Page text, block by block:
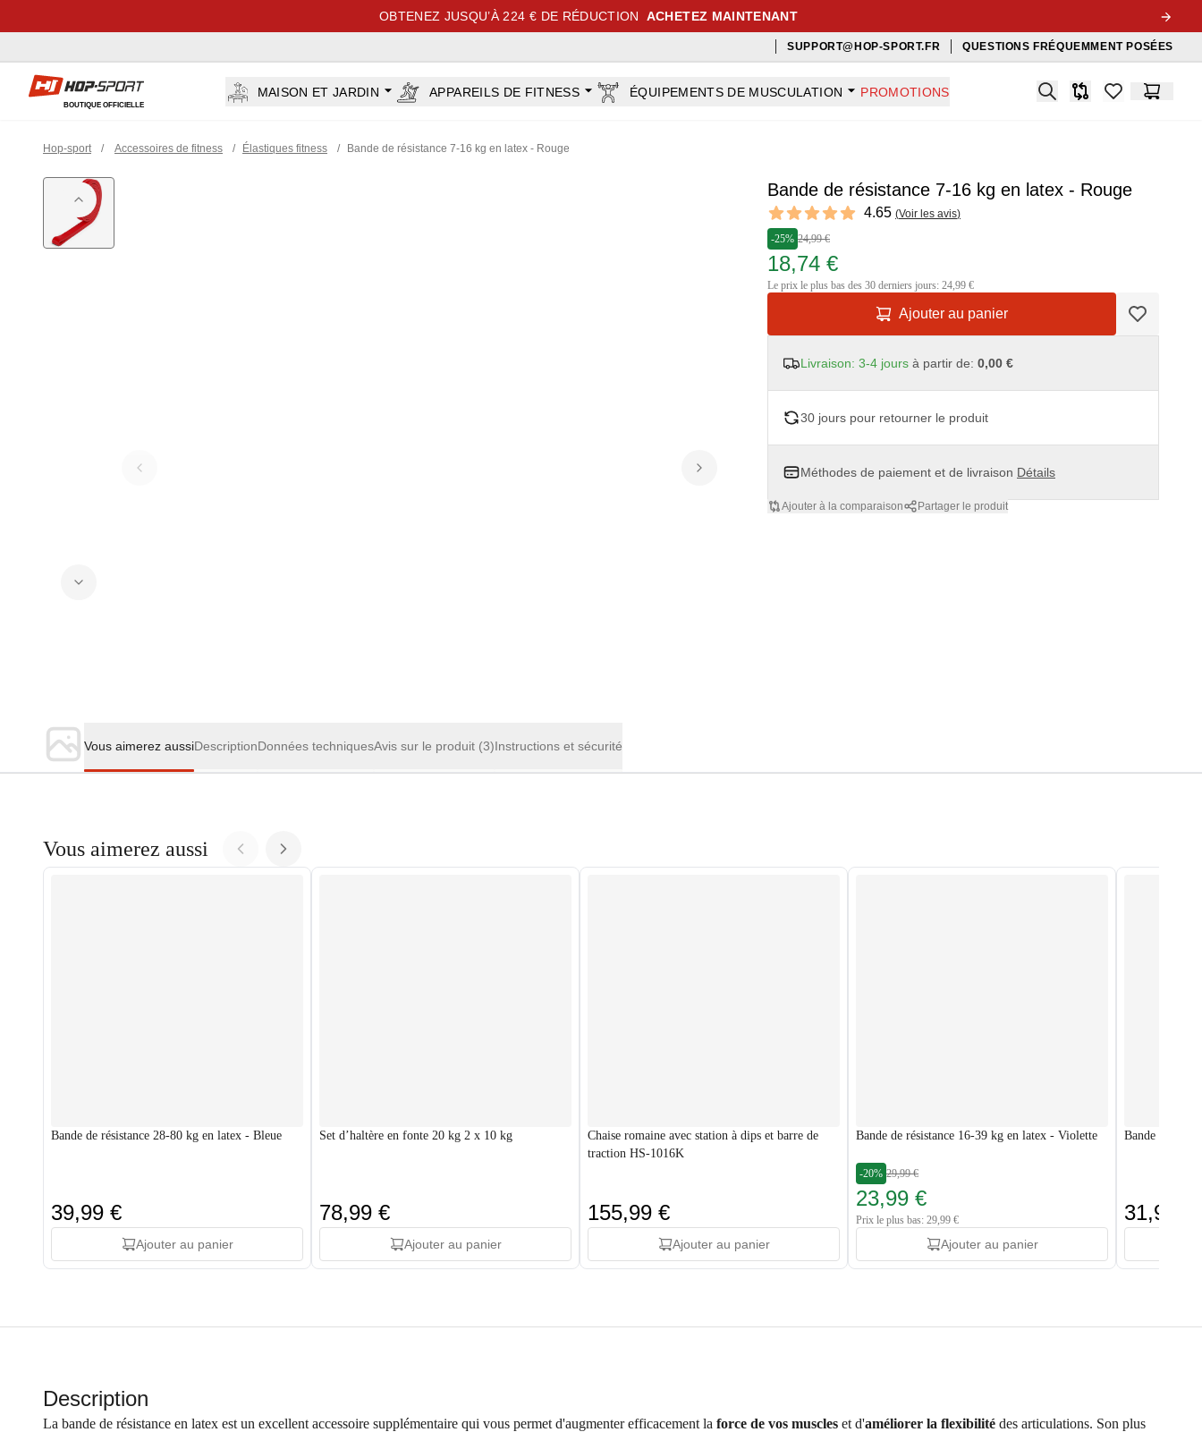
OBTENEZ JUSQU’À 224 € DE RÉDUCTION ACHETEZ MAINTENANT
SUPPORT@HOP-SPORT.FR QUESTIONS FRÉQUEMMENT POSÉES
Hop-sport.fr
BOUTIQUE OFFICIELLE
MAISON ET JARDIN APPAREILS DE FITNESS ÉQUIPEMENTS DE MUSCULATION PROMOTIONS Search
Comparaison
items inPanier
Hop-sport / Accessoires de fitness / Élastiques fitness / Bande de résistance 7-16 kg en latex - Rouge
Bande de résistance 7-16 kg en latex - Rouge
Reviews
4.65 out of 5 stars 4.65 (Voir les avis)
-25% 24,99 €
18,74 €
Le prix le plus bas des 30 derniers jours: 24,99 €
Ajouter au panier
Livraison: 3-4 jours à partir de: 0,00 €
30 jours pour retourner le produit
Méthodes de paiement et de livraison Détails
Ajouter à la comparaison Partager le produit
Vous aimerez aussiDescriptionDonnées techniquesAvis sur le produit (3)Instructions et sécurité
Vous aimerez aussi
Bande de résistance 28-80 kg en latex - Bleue
39,99 €
Ajouter au panier
Set d’haltère en fonte 20 kg 2 x 10 kg
78,99 €
Ajouter au panier
Chaise romaine avec station à dips et barre de
traction HS-1016K
155,99 €
Ajouter au panier
Bande de résistance 16-39 kg en latex - Violette
-20% 29,99 €
23,99 €
Prix le plus bas: 29,99 €
Ajouter au panier
Bande de
31,99 €
Description
La bande de résistance en latex est un excellent accessoire supplémentaire qui vous permet d'augmenter efficacement la force de vos muscles et d'améliorer la flexibilité des articulations. Son plus